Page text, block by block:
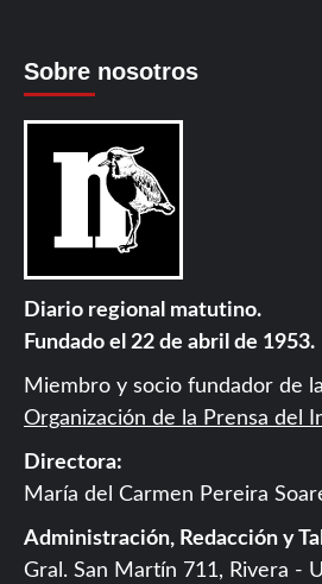
Sobre nosotros
Diario regional matutino.
Fundado el 22 de abril de 1953.
Miembro y socio fundador de la
Organización de la Prensa del
Directora:
María del Carmen Pereira
Administración, Redacción y
Gral. San Martín 711, Rivera -